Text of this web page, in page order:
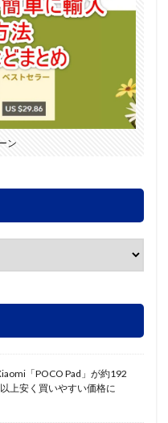
ン
「POCO Pad」が約192
上安く買いやすい価格に